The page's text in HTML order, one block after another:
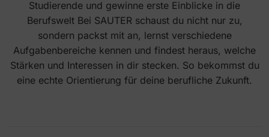
Studierende und gewinne erste Einblicke in die
Berufswelt Bei SAUTER schaust du nicht nur zu,
sondern packst mit an, lernst verschiedene
Aufgabenbereiche kennen und findest heraus, welche
Stärken und Interessen in dir stecken. So bekommst du
eine echte Orientierung für deine berufliche Zukunft.